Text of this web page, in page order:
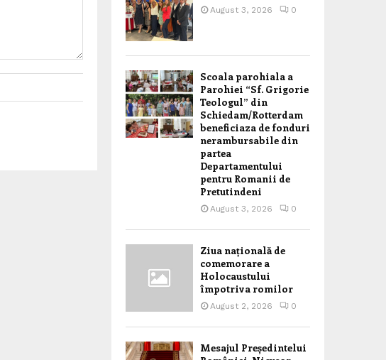
August 3, 2026 0
Scoala parohiala a
Parohiei “Sf. Grigorie
Teologul” din
Schiedam/Rotterdam
beneficiaza de fonduri
nerambursabile din
partea
Departamentului
pentru Romanii de
Pretutindeni
August 3, 2026 0
Ziua națională de
comemorare a
Holocaustului
împotriva romilor
August 2, 2026 0
Mesajul Președintelui